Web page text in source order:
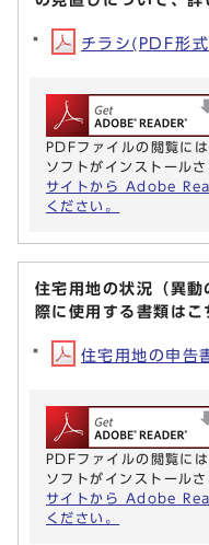
チラシ(PDF形
PDFファイルの閲覧に
ソフトがインストール
サイトから Adobe
ください。
住宅用地の状況（異動
際に使用する書類はこ
住宅用地の申
PDFファイルの閲覧に
ソフトがインストール
サイトから Adobe
ください。